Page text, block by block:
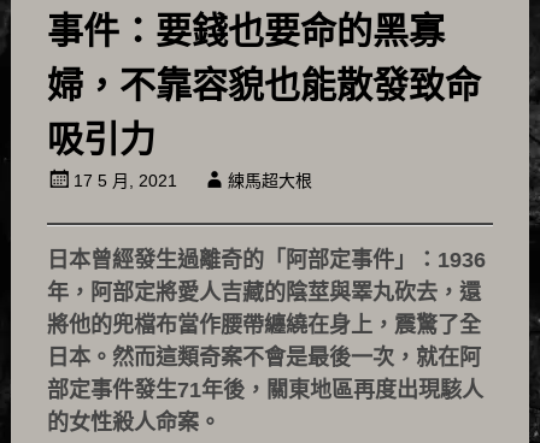
事件：要錢也要命的黑寡
婦，不靠容貌也能散發致命
吸引力
17 5 月, 2021 練馬超大根
日本曾經發生過離奇的「阿部定事件」：1936
年，阿部定將愛人吉藏的陰莖與睪丸砍去，還
將他的兜檔布當作腰帶纏繞在身上，震驚了全
日本。然而這類奇案不會是最後一次，就在阿
部定事件發生71年後，關東地區再度出現駭人
的女性殺人命案。